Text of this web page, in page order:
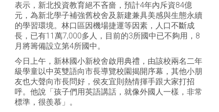
表示，新北投資教育絕不吝嗇，預計4年內斥資84億
元，為新北學子補強舊校舍及新建兼具美感與生態永續
的學習環境。林口區因機場捷運等因素，人口不斷成
長，已有11萬7,000多人，目前的3所國中已不夠用，8
月將籌備設立第4所國中。
今日上午，新林國小新校舍啟用典禮，由該校兩名二年
級學童以中英雙語向市長導覽校園揭開序幕，其他小朋
友也大聲向市長問好，侯友宜則熱情揮手跟大家打招
呼。他說「孩子們用英語講話，就像外國人一樣，非常
標準，很羨慕」。